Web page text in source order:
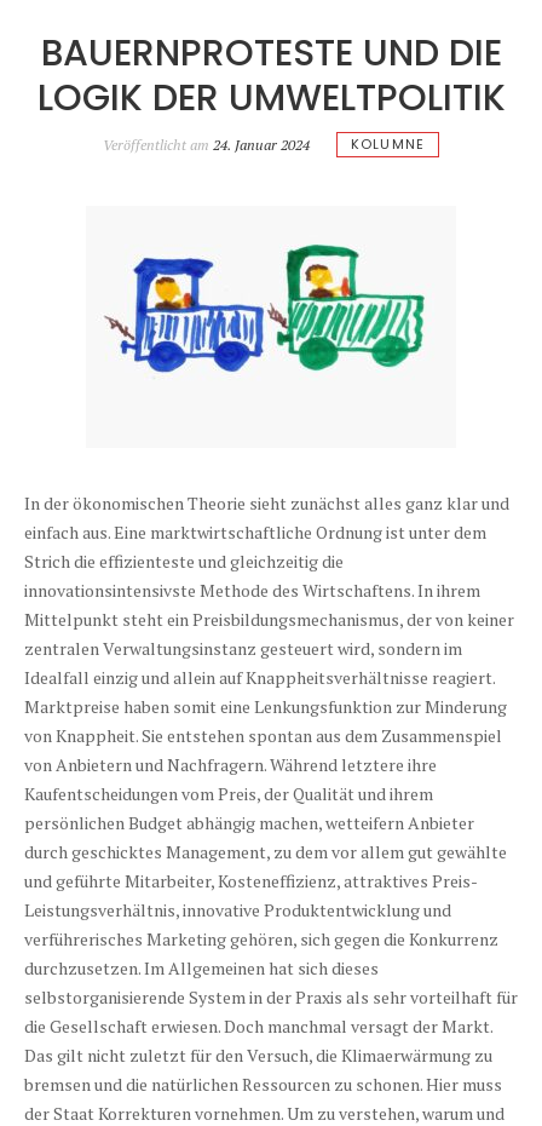
BAUERNPROTESTE UND DIE
LOGIK DER UMWELTPOLITIK
Veröffentlicht am 24. Januar 2024 KOLUMNE
In der ökonomischen Theorie sieht zunächst alles ganz klar und
einfach aus. Eine marktwirtschaftliche Ordnung ist unter dem
Strich die effizienteste und gleichzeitig die
innovationsintensivste Methode des Wirtschaftens. In ihrem
Mittelpunkt steht ein Preisbildungsmechanismus, der von keiner
zentralen Verwaltungsinstanz gesteuert wird, sondern im
Idealfall einzig und allein auf Knappheitsverhältnisse reagiert.
Marktpreise haben somit eine Lenkungsfunktion zur Minderung
von Knappheit. Sie entstehen spontan aus dem Zusammenspiel
von Anbietern und Nachfragern. Während letztere ihre
Kaufentscheidungen vom Preis, der Qualität und ihrem
persönlichen Budget abhängig machen, wetteifern Anbieter
durch geschicktes Management, zu dem vor allem gut gewählte
und geführte Mitarbeiter, Kosteneffizienz, attraktives Preis-
Leistungsverhältnis, innovative Produktentwicklung und
verführerisches Marketing gehören, sich gegen die Konkurrenz
durchzusetzen. Im Allgemeinen hat sich dieses
selbstorganisierende System in der Praxis als sehr vorteilhaft für
die Gesellschaft erwiesen. Doch manchmal versagt der Markt.
Das gilt nicht zuletzt für den Versuch, die Klimaerwärmung zu
bremsen und die natürlichen Ressourcen zu schonen. Hier muss
der Staat Korrekturen vornehmen. Um zu verstehen, warum und